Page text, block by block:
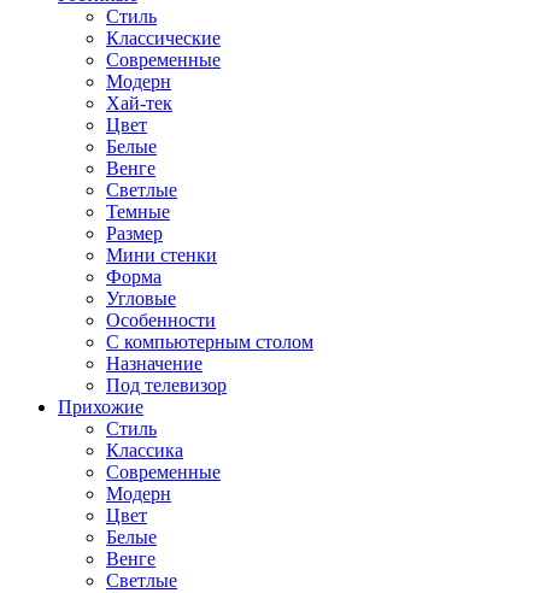
Стиль
Классические
Современные
Модерн
Хай-тек
Цвет
Белые
Венге
Светлые
Темные
Размер
Мини стенки
Форма
Угловые
Особенности
С компьютерным столом
Назначение
Под телевизор
Прихожие
Стиль
Классика
Современные
Модерн
Цвет
Белые
Венге
Светлые